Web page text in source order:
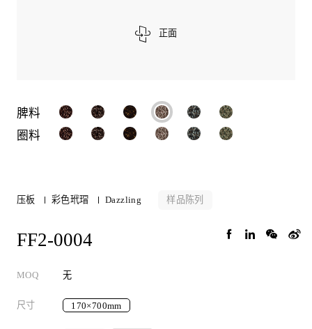
正面
脾料
圈料
压板 彩色玳瑁 Dazzling 样品陈列
FF2-0004
MOQ 无
尺寸 170×700mm